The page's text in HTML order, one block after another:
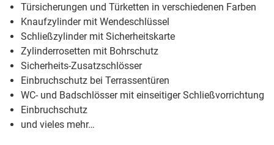
Türsicherungen und Türketten in verschiedenen Farben
Knaufzylinder mit Wendeschlüssel
Schließzylinder mit Sicherheitskarte
Zylinderrosetten mit Bohrschutz
Sicherheits-Zusatzschlösser
Einbruchschutz bei Terrassentüren
WC- und Badschlösser mit einseitiger Schließvorrichtung
Einbruchschutz
und vieles mehr…